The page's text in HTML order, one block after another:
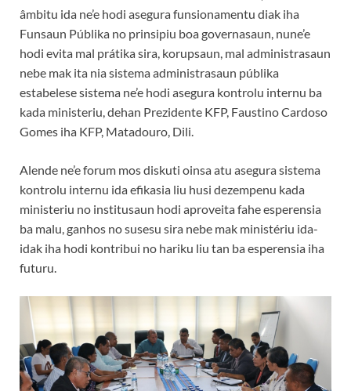
âmbitu ida ne’e hodi asegura funsionamentu diak iha
Funsaun Públika no prinsipiu boa governasaun, nune’e
hodi evita mal prátika sira, korupsaun, mal administrasaun
nebe mak ita nia sistema administrasaun públika
estabelese sistema ne’e hodi asegura kontrolu internu ba
kada ministeriu, dehan Prezidente KFP, Faustino Cardoso
Gomes iha KFP, Matadouro, Dili.
Alende ne’e forum mos diskuti oinsa atu asegura sistema
kontrolu internu ida efikasia liu husi dezempenu kada
ministeriu no institusaun hodi aproveita fahe esperensia
ba malu, ganhos no susesu sira nebe mak ministériu ida-
idak iha hodi kontribui no hariku liu tan ba esperensia iha
futuru.